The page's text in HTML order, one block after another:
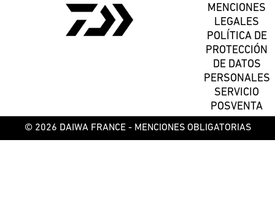
MENCIONES
LEGALES
POLÍTICA DE
PROTECCIÓN
DE DATOS
PERSONALES
SERVICIO
POSVENTA
© 2026 DAIWA FRANCE - MENCIONES OBLIGATORIAS